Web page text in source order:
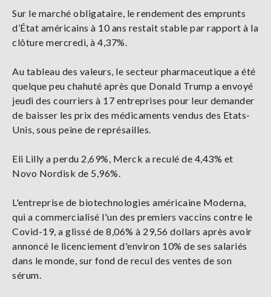
Sur le marché obligataire, le rendement des emprunts
d’État américains à 10 ans restait stable par rapport à la
clôture mercredi, à 4,37%.
Au tableau des valeurs, le secteur pharmaceutique a été
quelque peu chahuté après que Donald Trump a envoyé
jeudi des courriers à 17 entreprises pour leur demander
de baisser les prix des médicaments vendus des Etats-
Unis, sous peine de représailles.
Eli Lilly a perdu 2,69%, Merck a reculé de 4,43% et
Novo Nordisk de 5,96%.
L'entreprise de biotechnologies américaine Moderna,
qui a commercialisé l'un des premiers vaccins contre le
Covid-19, a glissé de 8,06% à 29,56 dollars après avoir
annoncé le licenciement d'environ 10% de ses salariés
dans le monde, sur fond de recul des ventes de son
sérum.